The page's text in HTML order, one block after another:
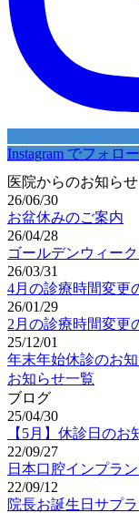
Instagram でフォロー
医院からのお知らせ
26/06/30
お盆休みのご案内
26/04/28
ゴールデンウィー
26/03/31
4月の診療時間変更
26/01/29
2月の診療時間変更
25/12/01
年末年始休診のお
お知らせ一覧
ブログ
25/04/30
【5月】休診日のお
22/09/27
日本口腔インプラ
22/09/12
院長お誕生日サプ